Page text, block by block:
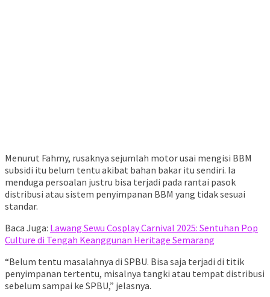
Menurut Fahmy, rusaknya sejumlah motor usai mengisi BBM
subsidi itu belum tentu akibat bahan bakar itu sendiri. Ia
menduga persoalan justru bisa terjadi pada rantai pasok
distribusi atau sistem penyimpanan BBM yang tidak sesuai
standar.
Baca Juga: Lawang Sewu Cosplay Carnival 2025: Sentuhan Pop
Culture di Tengah Keanggunan Heritage Semarang
“Belum tentu masalahnya di SPBU. Bisa saja terjadi di titik
penyimpanan tertentu, misalnya tangki atau tempat distribusi
sebelum sampai ke SPBU,” jelasnya.